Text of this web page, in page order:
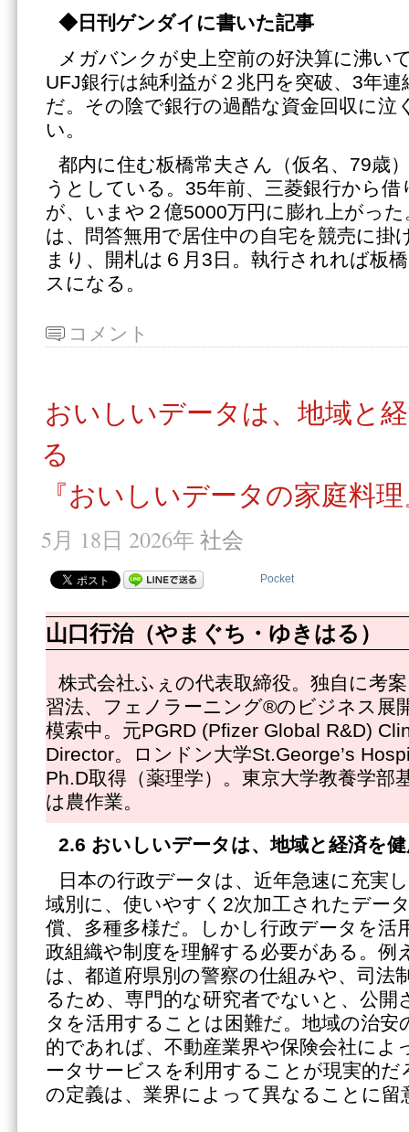
◆日刊ゲンダイに書いた記事
メガバンクが史上空前の好決算に沸い
UFJ銀行は純利益が２兆円を突破、3年
だ。その陰で銀行の過酷な資金回収に泣
い。
都内に住む板橋常夫さん（仮名、79歳
うとしている。35年前、三菱銀行から借
が、いまや２億5000万円に膨れ上がっ
は、問答無用で居住中の自宅を競売に掛
まり、開札は６月3日。執行されれば板
スになる。
コメント
おいしいデータは、地域と
る
『おいしいデータの家庭料
5月 18日 2026年 社会
Pocket
山口行治（やまぐち・ゆきはる）
株式会社ふぇの代表取締役。独自に考
習法、フェノラーニング®のビジネス展
模索中。元PGRD (Pfizer Global R&D)
Director。ロンドン大学St.George’s
Ph.D取得（薬理学）。東京大学教養学部
は農作業。
2.6 おいしいデータは、地域と経済を
日本の行政データは、近年急速に充実
域別に、使いやすく2次加工されたデー
償、多種多様だ。しかし行政データを活
政組織や制度を理解する必要がある。例
は、都道府県別の警察の仕組みや、司法
るため、専門的な研究者でないと、公開
タを活用することは困難だ。地域の治安
的であれば、不動産業界や保険会社によ
ータサービスを利用することが現実的だ
の定義は、業界によって異なることに留